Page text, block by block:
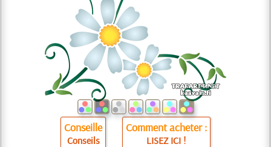
Conseille
Conseils
Comment acheter :
LISEZ ICI !